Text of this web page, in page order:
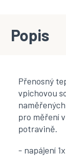
Popis
Přenosný
vpichovou
pro měření
potravině.
- napájení